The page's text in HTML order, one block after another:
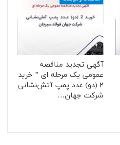
آگهی تجدید مناقصه
عمومی یک مرحله ای ” خرید
۲ (دو) عدد پمپ آتش‌نشانی
شرکت جهان…